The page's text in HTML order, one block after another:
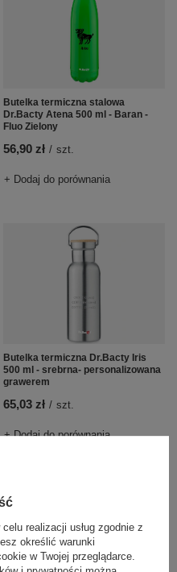
Butelka termiczna stalowa
Dr.Bacty Atena 500 ml - Baran -
Fluo Zielony
56,90 zł / szt.
+ Dodaj do porównania
Butelka termiczna Dr.Bacty Iris
500 ml - srebrna- personalizowana
grawerem
65,03 zł / szt.
+ Dodaj do porównania
realizacji usług zgodnie z
określić warunki
w Twojej przeglądarce.